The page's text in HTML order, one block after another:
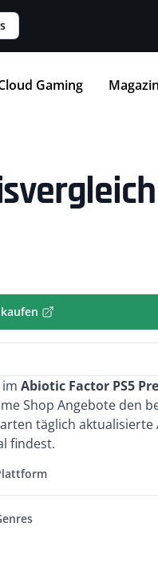
Gaming Magazin
Abiotic Factor PS5
Shop Angebote den
täglich
findest.